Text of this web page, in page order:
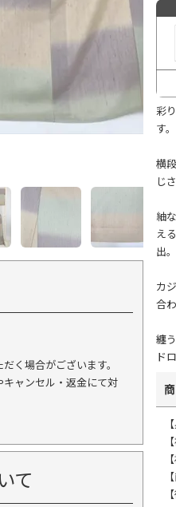
く場合がございます。
ャンセル・返金にて対
て
彩
す。
横
じ
紬
え
出。
カ
合
纏
ド